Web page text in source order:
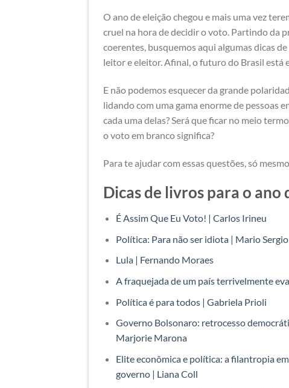
O ano de eleição chegou e mais uma vez
cruel na hora de decidir o voto. Partindo da
coerentes, busquemos aqui algumas dicas
leitor e eleitor. Afinal, o futuro do Brasil está
E não podemos esquecer da grande
lidando com uma gama enorme de pessoas
cada uma delas? Será que ficar no meio
o voto em branco significa?
Para te ajudar com essas questões, só
Dicas de livros para o ano
É Assim Que Eu Voto! | Carlos Irineu
Política: Para não ser idiota | Mario
Lula | Fernando Moraes
A fraquejada de um país terrivelmente
Política é para todos | Gabriela Prioli
Governo Bolsonaro: retrocesso
Marjorie Marona
Elite econômica e política: a filantropia
governo | Liana Coll